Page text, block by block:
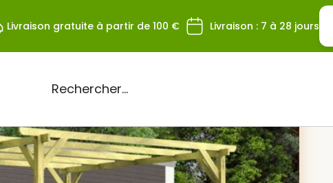
Livraison gratuite à partir de 100 € Livraison : 7 à 28 jours
Rechercher